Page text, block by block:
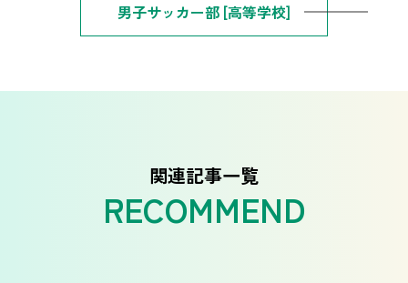
男子サッカー部 [高等学校]
関連記事一覧